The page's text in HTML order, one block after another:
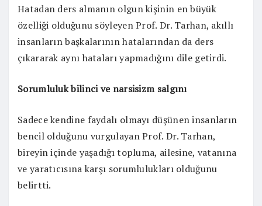
Hatadan ders almanın olgun kişinin en büyük
özelliği olduğunu söyleyen Prof. Dr. Tarhan, akıllı
insanların başkalarının hatalarından da ders
çıkararak aynı hataları yapmadığını dile getirdi.
Sorumluluk bilinci ve narsisizm salgını
Sadece kendine faydalı olmayı düşünen insanların
bencil olduğunu vurgulayan Prof. Dr. Tarhan,
bireyin içinde yaşadığı topluma, ailesine, vatanına
ve yaratıcısına karşı sorumlulukları olduğunu
belirtti.